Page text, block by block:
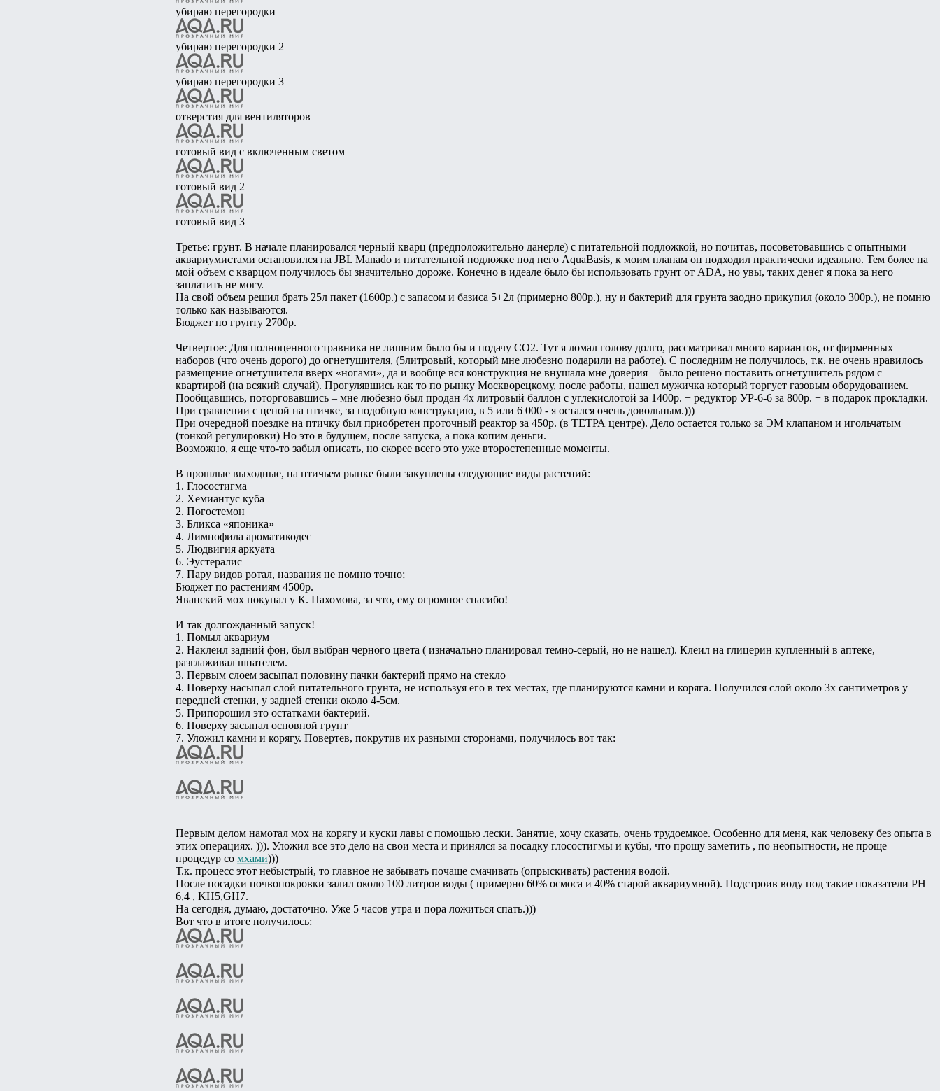
убираю перегородки
убираю перегородки 2
убираю перегородки 3
отверстия для вентиляторов
готовый вид с включенным светом
готовый вид 2
готовый вид 3
Третье: грунт. В начале планировался черный кварц (предположительно данерле) с питательной подложкой, но почитав, посоветовавшись с опытными
аквариумистами остановился на JBL Manado и питательной подложке под него AquaBasis, к моим планам он подходил практически идеально. Тем более на
мой объем с кварцом получилось бы значительно дороже. Конечно в идеале было бы использовать грунт от ADA, но увы, таких денег я пока за него
заплатить не могу.
На свой объем решил брать 25л пакет (1600р.) с запасом и базиса 5+2л (примерно 800р.), ну и бактерий для грунта заодно прикупил (около 300р.), не помню
только как называются.
Бюджет по грунту 2700р.
Четвертое: Для полноценного травника не лишним было бы и подачу СО2. Тут я ломал голову долго, рассматривал много вариантов, от фирменных
наборов (что очень дорого) до огнетушителя, (5литровый, который мне любезно подарили на работе). С последним не получилось, т.к. не очень нравилось
размещение огнетушителя вверх «ногами», да и вообще вся конструкция не внушала мне доверия – было решено поставить огнетушитель рядом с
квартирой (на всякий случай). Прогулявшись как то по рынку Москворецкому, после работы, нашел мужичка который торгует газовым оборудованием.
Пообщавшись, поторговавшись – мне любезно был продан 4х литровый баллон с углекислотой за 1400р. + редуктор УР-6-6 за 800р. + в подарок прокладки.
При сравнении с ценой на птичке, за подобную конструкцию, в 5 или 6 000 - я остался очень довольным.)))
При очередной поездке на птичку был приобретен проточный реактор за 450р. (в ТЕТРА центре). Дело остается только за ЭМ клапаном и игольчатым
(тонкой регулировки) Но это в будущем, после запуска, а пока копим деньги.
Возможно, я еще что-то забыл описать, но скорее всего это уже второстепенные моменты.
В прошлые выходные, на птичьем рынке были закуплены следующие виды растений:
1. Глосостигма
2. Хемиантус куба
2. Погостемон
3. Бликса «японика»
4. Лимнофила ароматикодес
5. Людвигия аркуата
6. Эустералис
7. Пару видов ротал, названия не помню точно;
Бюджет по растениям 4500р.
Яванский мох покупал у К. Пахомова, за что, ему огромное спасибо!
И так долгожданный запуск!
1. Помыл аквариум
2. Наклеил задний фон, был выбран черного цвета ( изначально планировал темно-серый, но не нашел). Клеил на глицерин купленный в аптеке,
разглаживал шпателем.
3. Первым слоем засыпал половину пачки бактерий прямо на стекло
4. Поверху насыпал слой питательного грунта, не используя его в тех местах, где планируются камни и коряга. Получился слой около 3х сантиметров у
передней стенки, у задней стенки около 4-5см.
5. Припорошил это остатками бактерий.
6. Поверху засыпал основной грунт
7. Уложил камни и корягу. Повертев, покрутив их разными сторонами, получилось вот так:
Первым делом намотал мох на корягу и куски лавы с помощью лески. Занятие, хочу сказать, очень трудоемкое. Особенно для меня, как человеку без опыта в
этих операциях. ))). Уложил все это дело на свои места и принялся за посадку глосостигмы и кубы, что прошу заметить , по неопытности, не проще
процедур со мхами)))
Т.к. процесс этот небыстрый, то главное не забывать почаще смачивать (опрыскивать) растения водой.
После посадки почвопокровки залил около 100 литров воды ( примерно 60% осмоса и 40% старой аквариумной). Подстроив воду под такие показатели PH
6,4 , KH5,GH7.
На сегодня, думаю, достаточно. Уже 5 часов утра и пора ложиться спать.)))
Вот что в итоге получилось: